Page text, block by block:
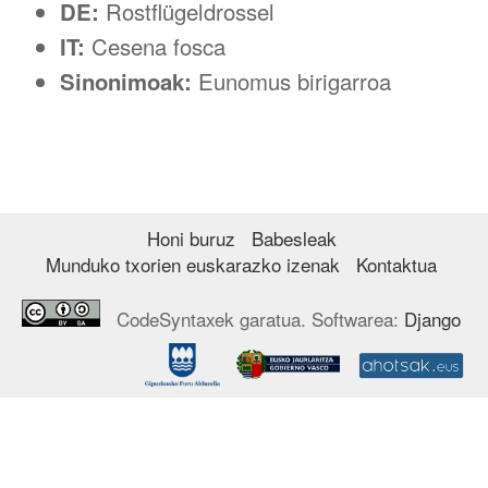
DE: Rostflügeldrossel
IT: Cesena fosca
Sinonimoak: Eunomus birigarroa
Honi buruz
Babesleak
Munduko txorien euskarazko izenak
Kontaktua
CodeSyntaxek garatua. Softwarea: Django